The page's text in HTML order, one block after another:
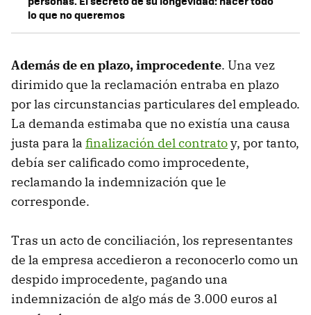
lo que no queremos
Además de en plazo, improcedente. Una vez
dirimido que la reclamación entraba en plazo
por las circunstancias particulares del empleado.
La demanda estimaba que no existía una causa
justa para la finalización del contratoy, por tanto,
debía ser calificado como improcedente,
reclamando la indemnización que le
corresponde.
Tras un acto de conciliación, los representantes
de la empresa accedieron a reconocerlo como un
despido improcedente, pagando una
indemnización de algo más de 3.000 euros al